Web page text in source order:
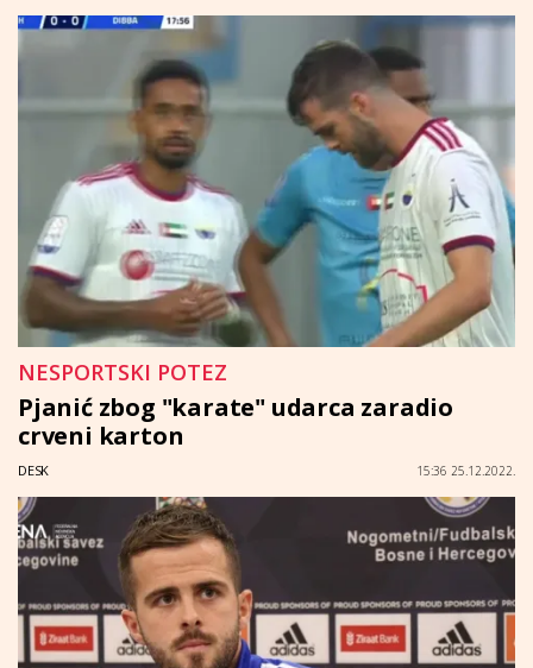
NESPORTSKI POTEZ
Pjanić zbog "karate" udarca zaradio
crveni karton
DESK 15:36 25.12.2022.